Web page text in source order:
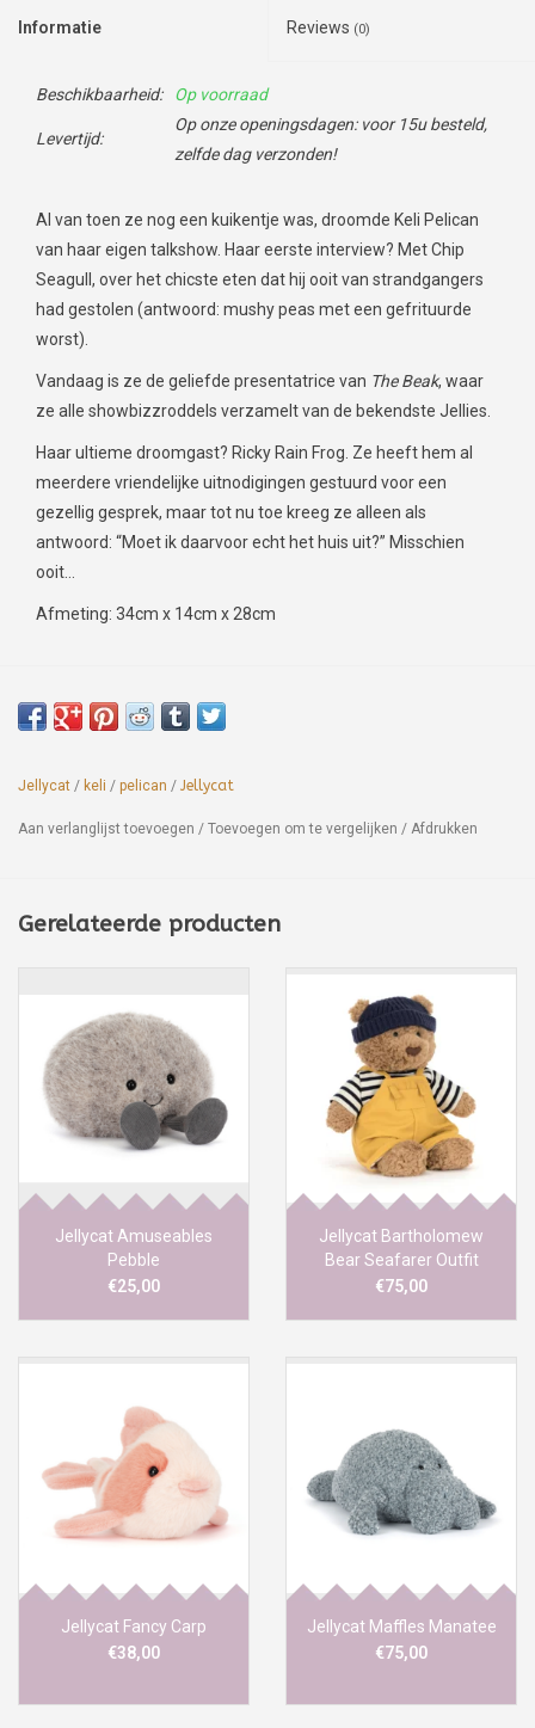
Informatie Reviews (0)
Beschikbaarheid: Op voorraad
Levertijd:
Op onze openingsdagen: voor 15u besteld,
zelfde dag verzonden!
Al van toen ze nog een kuikentje was, droomde Keli Pelican
van haar eigen talkshow. Haar eerste interview? MetChip
Seagull , over het chicste eten dat hij ooit van strandgangers
had gestolen (antwoord: mushy peas met een gefrituurde
worst).
Vandaag is ze de geliefde presentatrice van The Beak, waar
ze alle showbizzroddels verzamelt van de bekendste Jellies.
Haar ultieme droomgast? Ricky Rain Frog . Ze heeft hem al
meerdere vriendelijke uitnodigingen gestuurd voor een
gezellig gesprek, maar tot nu toe kreeg ze alleen als
antwoord: “Moet ik daarvoor echt het huis uit?” Misschien
ooit…
Afmeting: 34cm x 14cm x 28cm
Jellycat / keli / pelican / Jellycat
Aan verlanglijst toevoegen / Toevoegen om te vergelijken / Afdrukken
Gerelateerde producten
Jellycat Amuseables
Pebble
€25,00
Jellycat Bartholomew
Bear Seafarer Outfit
€75,00
Jellycat Fancy Carp
€38,00
Jellycat Maffles Manatee
€75,00